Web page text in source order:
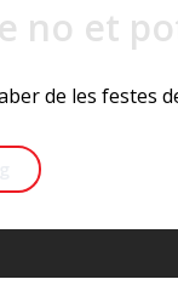
no et
de les festes
5 Fires que no et